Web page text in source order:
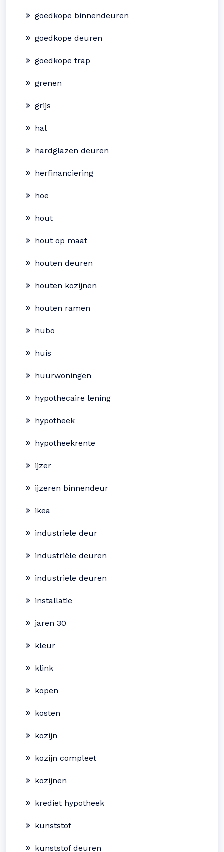
goedkope binnendeuren
goedkope deuren
goedkope trap
grenen
grijs
hal
hardglazen deuren
herfinanciering
hoe
hout
hout op maat
houten deuren
houten kozijnen
houten ramen
hubo
huis
huurwoningen
hypothecaire lening
hypotheek
hypotheekrente
ijzer
ijzeren binnendeur
ikea
industriele deur
industriële deuren
industriele deuren
installatie
jaren 30
kleur
klink
kopen
kosten
kozijn
kozijn compleet
kozijnen
krediet hypotheek
kunststof
kunststof deuren